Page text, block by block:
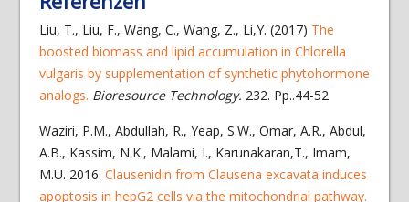
Liu, T., Liu, F., Wang, C., Wang, Z., Li,Y. (2017) The
boosted biomass and lipid accumulation in Chlorella
vulgaris by supplementation of synthetic phytohormone
analogs. Bioresource Technology. 232. Pp..44-52
Waziri, P.M., Abdullah, R., Yeap, S.W., Omar, A.R., Abdul,
A.B., Kassim, N.K., Malami, I., Karunakaran,T., Imam,
M.U. 2016. Clausenidin from Clausena excavata induces
apoptosis in hepG2 cells via the mitochondrial pathway.